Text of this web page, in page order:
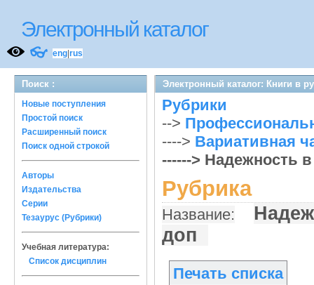
Электронный каталог
👓 eng rus
Поиск :
Новые поступления
Простой поиск
Расширенный поиск
Поиск одной строкой
Авторы
Издательства
Серии
Тезаурус (Рубрики)
Учебная литература:
Список дисциплин
Электронный каталог: Книги в
Рубрики
-->
----> Вариативная
------> Надежность
Рубрика
Название:
доп
Печать списка